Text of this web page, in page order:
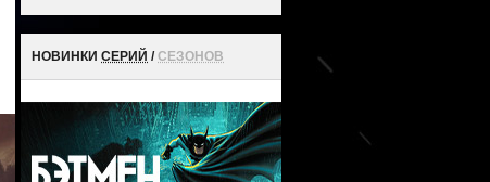
НОВИНКИ СЕРИЙ /СЕЗОНОВ